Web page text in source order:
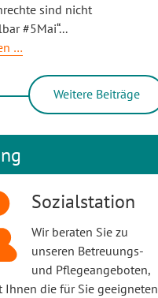
sind nicht
#5Mai“...
…
Weitere Beiträge
Sozialstation
Wir beraten Sie zu
unseren Betreuungs-
und Pflegeangeboten,
Ihnen die für Sie geeigneten